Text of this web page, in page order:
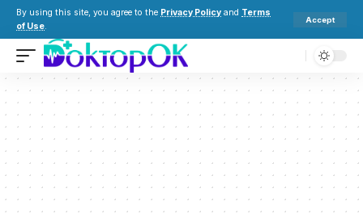
By using this site, you agree to the Privacy Policy and Terms
of Use.
Accept